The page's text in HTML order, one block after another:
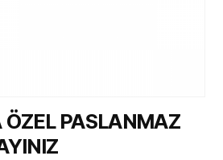
ÖZEL PASLANMAZ